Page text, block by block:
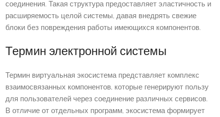
соединения. Такая структура предоставляет эластичность и
расширяемость целой системы, давая внедрять свежие
блоки без повреждения работы имеющихся компонентов.
Термин электронной системы
Термин виртуальная экосистема представляет комплекс
взаимосвязанных компонентов, которые генерируют пользу
для пользователей через соединение различных сервисов.
В отличие от отдельных программ, экосистема формирует